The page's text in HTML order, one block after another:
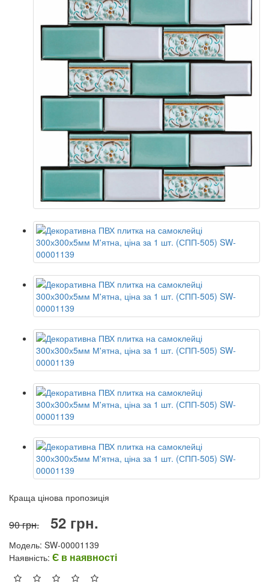
Краща цінова пропозиція
90 грн. 52 грн.
Модель: SW-00001139
Наявність: Є в наявності